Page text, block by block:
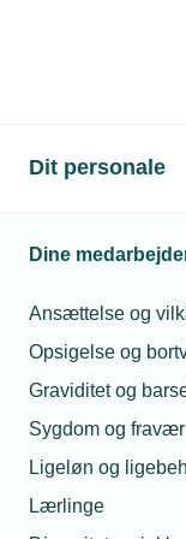
Dit personale
Dine
Ansættelse og
Opsigelse og
Graviditet og
Sygdom og fravær
Ligeløn og
Lærlinge
Lille